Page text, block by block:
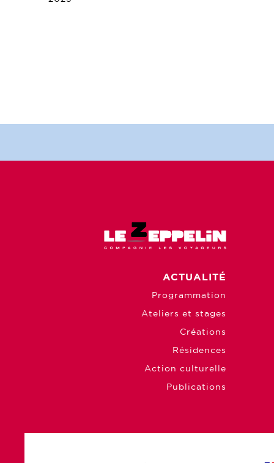
ACTUALITÉ
Programmation
Ateliers et stages
Créations
Résidences
Action culturelle
Publications